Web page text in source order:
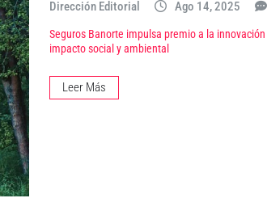
Dirección Editorial Ago 14, 2025
Seguros Banorte impulsa premio a la
impacto social y ambiental
Leer Más